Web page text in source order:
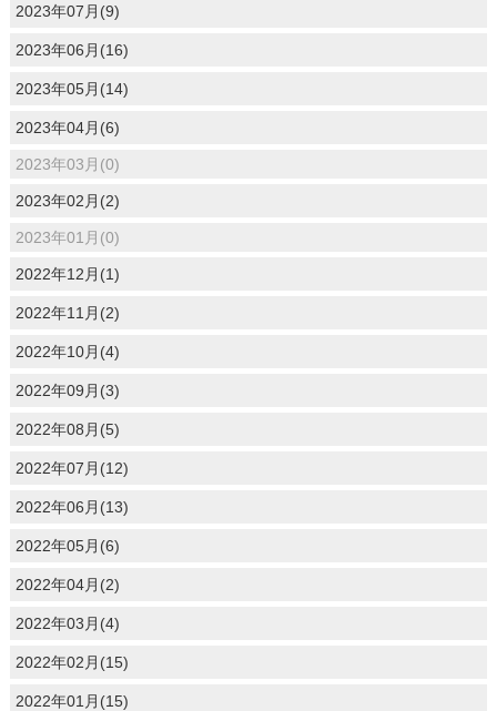
2023年07月(9)
2023年06月(16)
2023年05月(14)
2023年04月(6)
2023年03月(0)
2023年02月(2)
2023年01月(0)
2022年12月(1)
2022年11月(2)
2022年10月(4)
2022年09月(3)
2022年08月(5)
2022年07月(12)
2022年06月(13)
2022年05月(6)
2022年04月(2)
2022年03月(4)
2022年02月(15)
2022年01月(15)